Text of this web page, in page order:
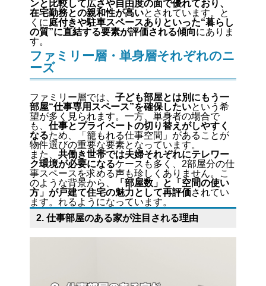
ンと比較して広さや自由度の面で優れており、
在宅勤務との親和性が高いとされています。と
くに庭付きや駐車スペースありといった“暮らし
の質”に直結する要素が評価される傾向にありま
す。
ファミリー層・単身層それぞれのニ
ーズ
ファミリー層では、 子ども部屋とは別にもう一
部屋“仕事専用スペース”を確保したいという希
望が多く見られます。一方、単身者の場合で
も、 仕事とプライベートの切り替えがしやすく
なるため、「籠もれる仕事空間」があることが
物件選びの重要な要素となっています。
また、 共働き世帯では夫婦それぞれにテレワー
ク環境が必要になるケースも多く、2部屋分の仕
事スペースを求める声も珍しくありません。こ
のような背景から、
「部屋数」と「空間の使い
方」が戸建て住宅の魅力として再評価されてい
ます。れるようになっています。
2. 仕事部屋のある家が注目される理由